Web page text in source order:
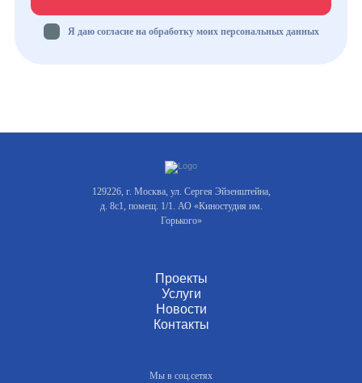
Я даю согласие на обработку моих персональных данных
129226, г. Москва, ул. Сергея Эйзенштейна,
д. 8с1, помещ. 1/1. АО «Киностудия им.
Горького»
Проекты
Услуги
Новости
Контакты
Мы в соц.сетях